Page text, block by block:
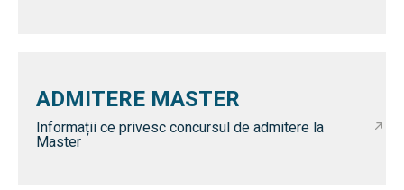
ADMITERE MASTER
Informații ce privesc concursul de admitere la
Master